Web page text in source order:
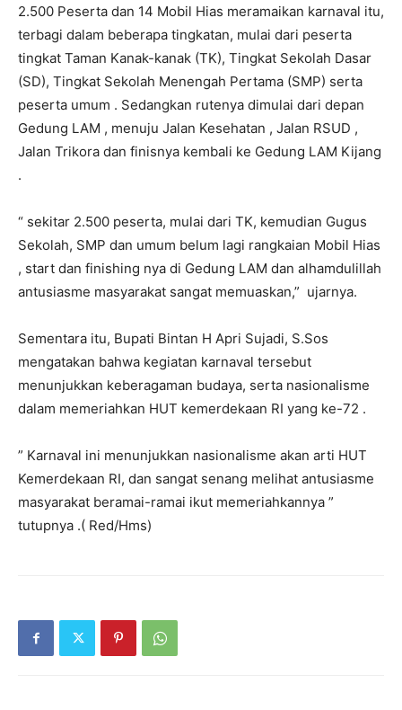
2.500 Peserta dan 14 Mobil Hias meramaikan karnaval itu,
terbagi dalam beberapa tingkatan, mulai dari peserta
tingkat Taman Kanak-kanak (TK), Tingkat Sekolah Dasar
(SD), Tingkat Sekolah Menengah Pertama (SMP) serta
peserta umum . Sedangkan rutenya dimulai dari depan
Gedung LAM , menuju Jalan Kesehatan , Jalan RSUD ,
Jalan Trikora dan finisnya kembali ke Gedung LAM Kijang
.
“ sekitar 2.500 peserta, mulai dari TK, kemudian Gugus
Sekolah, SMP dan umum belum lagi rangkaian Mobil Hias
, start dan finishing nya di Gedung LAM dan alhamdulillah
antusiasme masyarakat sangat memuaskan,” ujarnya.
Sementara itu, Bupati Bintan H Apri Sujadi, S.Sos
mengatakan bahwa kegiatan karnaval tersebut
menunjukkan keberagaman budaya, serta nasionalisme
dalam memeriahkan HUT kemerdekaan RI yang ke-72 .
” Karnaval ini menunjukkan nasionalisme akan arti HUT
Kemerdekaan RI, dan sangat senang melihat antusiasme
masyarakat beramai-ramai ikut memeriahkannya ”
tutupnya .( Red/Hms)